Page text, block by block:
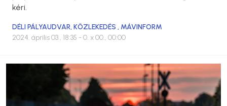
kéri.
DÉLI PÁLYAUDVAR,KÖZLEKEDÉS , MÁVINFORM
2024. április 03., 18:35 - 0. x 00., 00:00